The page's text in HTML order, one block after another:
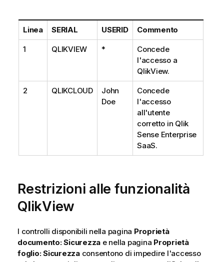
Linea SERIAL USERID Commento
1 QLIKVIEW *
Concede
l'accesso a
QlikView.
2 QLIKCLOUD
John
Doe
Concede
l'accesso
all'utente
corretto in Qlik
Sense Enterprise
SaaS.
Restrizioni alle funzionalità
QlikView
I controlli disponibili nella pagina Proprietà
documento: Sicurezza e nella pagina Proprietà
foglio: Sicurezzaconsentono di impedire l'accesso